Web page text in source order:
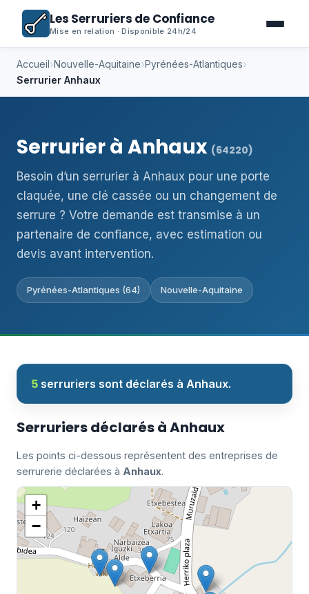
Les Serruriers de Confiance
Mise en relation · Disponible 24h/24
Accueil›Nouvelle-Aquitaine›Pyrénées-Atlantiques›
Serrurier Anhaux
Serrurier à Anhaux (64220)
Besoin d’un serrurier à Anhaux pour une porte
claquée, une clé cassée ou un changement de
serrure ? Votre demande est transmise à un
partenaire de confiance, avec estimation ou
devis avant intervention.
Pyrénées-Atlantiques (64) Nouvelle-Aquitaine
5 serruriers sont déclarés à Anhaux.
Serruriers déclarés à Anhaux
Les points ci-dessous représentent des entreprises de
serrurerie déclarées à Anhaux.
+
−